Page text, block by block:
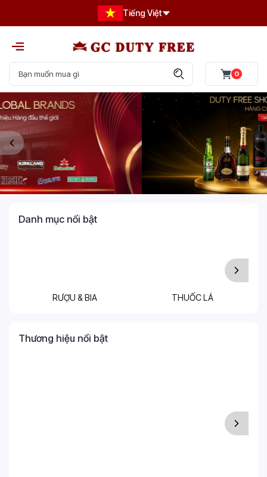
Tiếng Việt
0
Danh mục nổi bật
RƯỢU & BIA THUỐC LÁ
Thương hiệu nổi bật